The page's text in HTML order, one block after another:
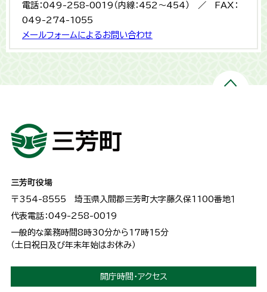
電話：049-258-0019（内線：452～454） ／ FAX：
049-274-1055
メールフォームによるお問い合わせ
三芳町役場
〒354-8555 埼玉県入間郡三芳町大字藤久保1100番地１
代表電話：049-258-0019
一般的な業務時間8時30分から17時15分
（土日祝日及び年末年始はお休み）
開庁時間・アクセス